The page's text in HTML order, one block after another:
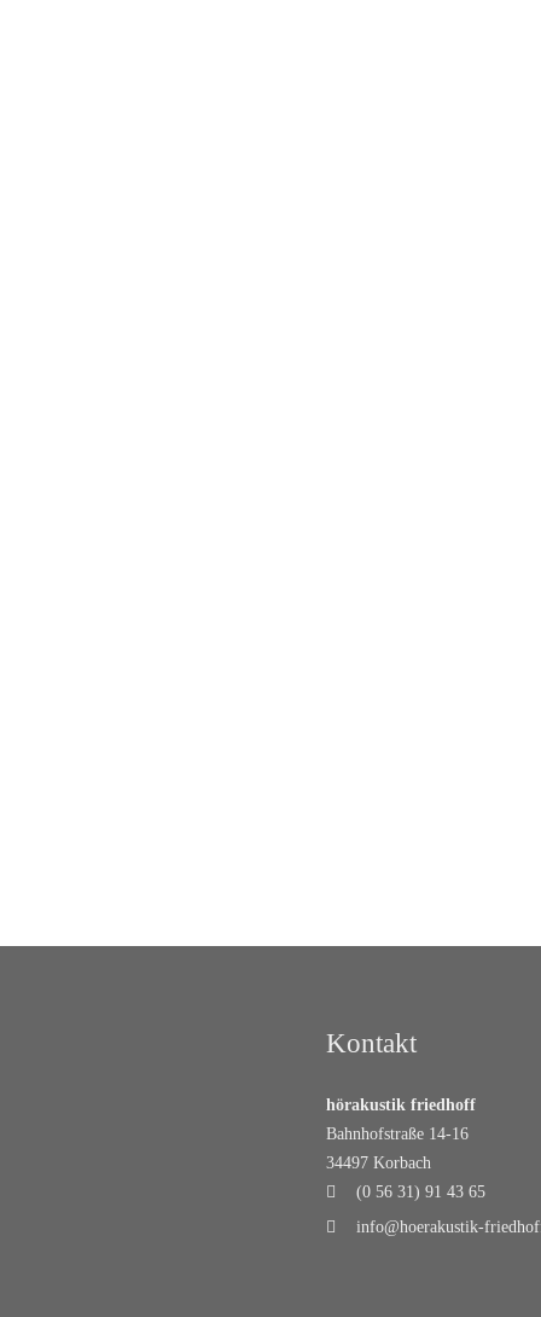
Kontakt
hörakustik friedhoff
Bahnhofstraße 14-16
34497 Korbach
(0 56 31) 91 43 65
info@hoerakustik-